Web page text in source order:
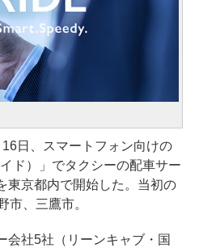
日、スマートフォン向けの
ド）」でタクシーの配車サー
東京都内で開始した。当初の
市、三鷹市。
社5社（リーンキャブ・国